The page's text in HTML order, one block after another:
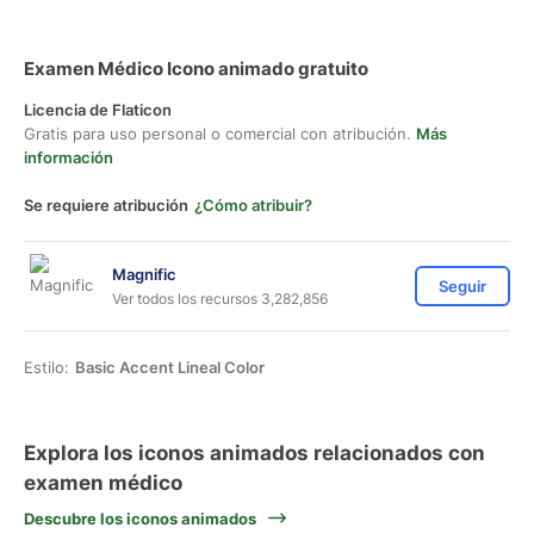
Examen Médico Icono animado gratuito
Licencia de Flaticon
Gratis para uso personal o comercial con atribución. Más
información
Se requiere atribución ¿Cómo atribuir?
Magnific
Ver todos los recursos 3,282,856
Seguir
Estilo: Basic Accent Lineal Color
Explora los iconos animados relacionados con
examen médico
Descubre los iconos animados